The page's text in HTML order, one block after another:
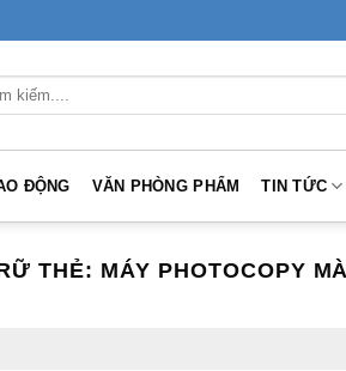
ĐỘNG VĂN PHÒNG PHẨM TIN TỨC
THẺ: MÁY PHOTOCOPY